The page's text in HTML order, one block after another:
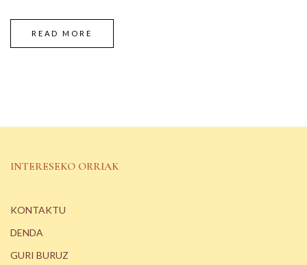
READ MORE
INTERESEKO ORRIAK
KONTAKTU
DENDA
GURI BURUZ